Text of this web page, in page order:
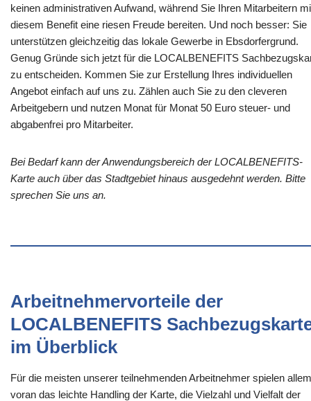
keinen administrativen Aufwand, während Sie Ihren Mitarbeitern
diesem Benefit eine riesen Freude bereiten. Und noch besser: Sie
unterstützen gleichzeitig das lokale Gewerbe in Ebsdorfergrund.
Genug Gründe sich jetzt für die LOCALBENEFITS
zu entscheiden. Kommen Sie zur Erstellung Ihres individuellen
Angebot einfach auf uns zu. Zählen auch Sie zu den cleveren
Arbeitgebern und nutzen Monat für Monat 50 Euro steuer- und
abgabenfrei pro Mitarbeiter.
Bei Bedarf kann der Anwendungsbereich der LOCALBENEFITS-
Karte auch über das Stadtgebiet hinaus ausgedehnt werden. Bitte
sprechen Sie uns an.
Arbeitnehmervorteile der
LOCALBENEFITS
im Überblick
Für die meisten unserer teilnehmenden Arbeitnehmer spielen allem
voran das leichte Handling der Karte, die Vielzahl und Vielfalt der